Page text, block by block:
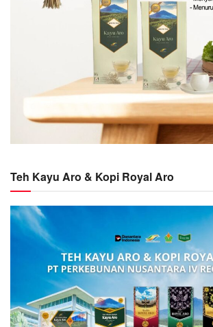
Teh Kayu Aro & Kopi Royal Aro